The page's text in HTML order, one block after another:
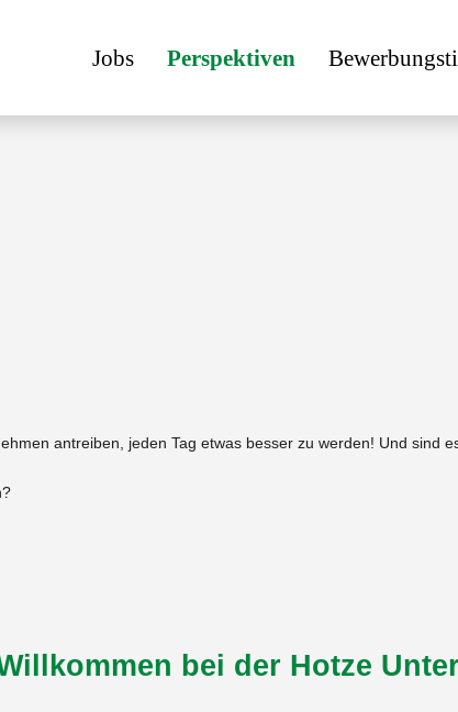
Jobs Perspektiven
antreiben, jeden Tag etwas besser zu werden! Und sind
bei der Hotze